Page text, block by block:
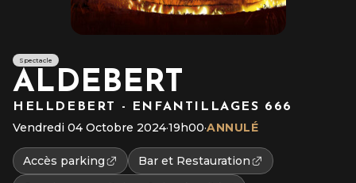
Spectacle
ALDEBERT
HELLDEBERT - ENFANTILLAGES 666
Vendredi 04 Octobre 2024·19h00·ANNULÉ
Accès parking
Bar et Restauration